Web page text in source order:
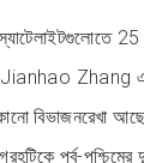
Jianhao Zhang
বিভাজনরেখা
পূর্ব-পশ্চিমের